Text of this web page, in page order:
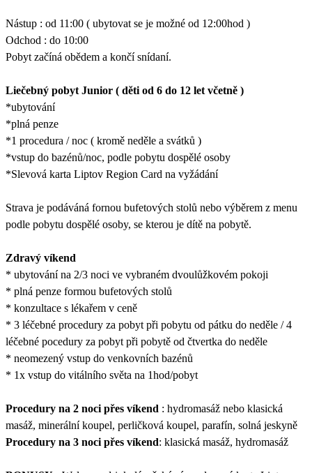
Nástup : od 11:00 ( ubytovat se je možné od 12:00hod )
Odchod : do 10:00
Pobyt začíná obědem a končí snídaní.
Liečebný pobyt Junior ( děti od 6 do 12 let včetně )
*ubytování
*plná penze
*1 procedura / noc ( kromě neděle a svátků )
*vstup do bazénů/noc, podle pobytu dospělé osoby
*Slevová karta Liptov Region Card na vyžádání
Strava je podáváná fornou bufetových stolů nebo výběrem z menu
podle pobytu dospělé osoby, se kterou je dítě na pobytě.
Zdravý víkend
* ubytování na 2/3 noci ve vybraném dvoulůžkovém pokoji
* plná penze formou bufetových stolů
* konzultace s lékařem v ceně
* 3 léčebné procedury za pobyt při pobytu od pátku do neděle / 4
léčebné pocedury za pobyt při pobytě od čtvertka do neděle
* neomezený vstup do venkovních bazénů
* 1x vstup do vitálního světa na 1hod/pobyt
Procedury na 2 noci přes víkend : hydromasáž nebo klasická
masáž, minerální koupel, perličková koupel, parafín, solná jeskyně
Procedury na 3 noci přes víkend: klasická masáž, hydromasáž